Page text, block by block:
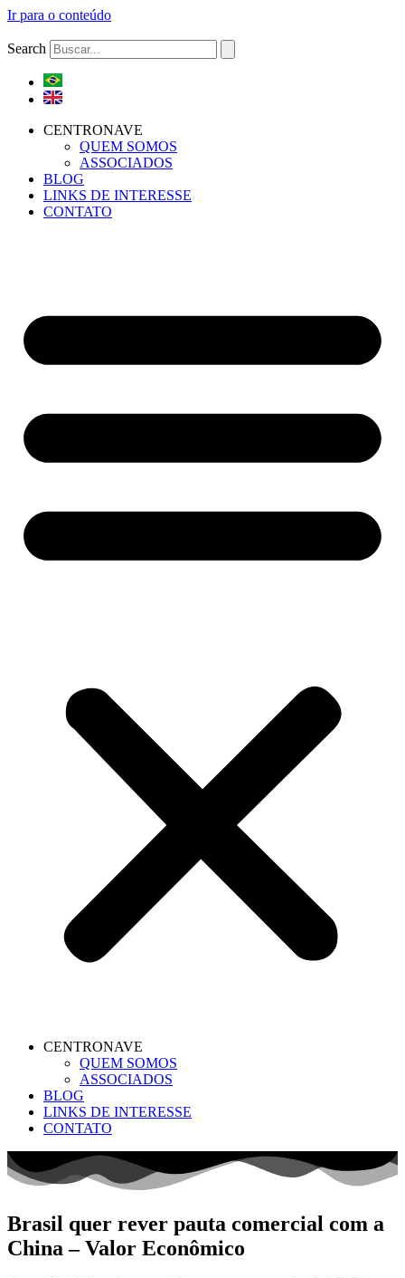
Ir para o conteúdo
Search
CENTRONAVE
QUEM SOMOS
ASSOCIADOS
BLOG
LINKS DE INTERESSE
CONTATO
CENTRONAVE
QUEM SOMOS
ASSOCIADOS
BLOG
LINKS DE INTERESSE
CONTATO
Brasil quer rever pauta comercial com a
China – Valor Econômico